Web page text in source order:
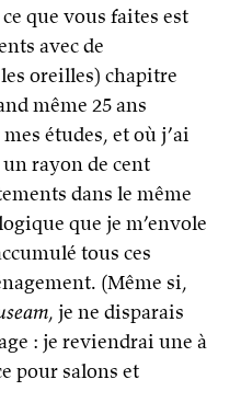
que vous faites est
avec de
oreilles) chapitre
même 25 ans
études, et où j’ai
rayon de cent
dans le même
que je m’envole
tous ces
(Même si,
, je ne disparais
: je reviendrai une à
pour salons et